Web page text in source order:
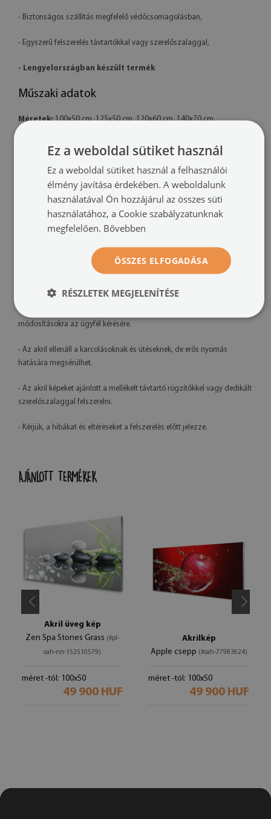
- Biztonságos szállítás megfelelő védőcsomagolásban,
- Egyszerű felszerelés távtartókkal vagy szerelőszalaggal,
- Lengyelországban készült termék
Műszaki adatok
Méretek:100x50 cm, 125x50 cm, 120x60 cm, 140x70 cm
4 mm vastag akril
Nyomtatás: UV – fakulásálló
Tájolás: vízszintes
távtartó rögzítők vagy szerelőszalag
További információk:
- A kész termék színei enyhén eltérhetnek a látványtervtől a monitor
- Saját gyártásunknak köszönhetően lehetőség van grafikai
módosításokra az ügyfél kérésére.
- Az akril ellenáll a karcolásoknak és ütéseknek, de erős nyomás
hatására megsérülhet.
- Az akril képeket ajánlott a mellékelt távtartó rögzítőkkel vagy dedikált
szerelőszalaggal felszerelni.
- Kérjük, a hibákat és eltéréseket a felszerelés előtt jelezze.
AJÁNLOTT TERMÉKEK
Akril üveg kép
Zen Spa Stones Grass (#pl-
oah-nn-152510579)
méret -tól: 100x50
49 900 HUF
Akrilkép
Apple csepp (#oah-77983624)
méret -tól: 100x50
49 900 HUF
Ez a weboldal sütiket használ
Ez a weboldal sütiket használ a felhasználói
élmény javítása érdekében. A weboldalunk
használatával Ön hozzájárul az összes süti
használatához, a Cookie szabályzatunknak
megfelelően. Bővebben
ÖSSZES ELFOGADÁSA
RÉSZLETEK MEGJELENÍTÉSE